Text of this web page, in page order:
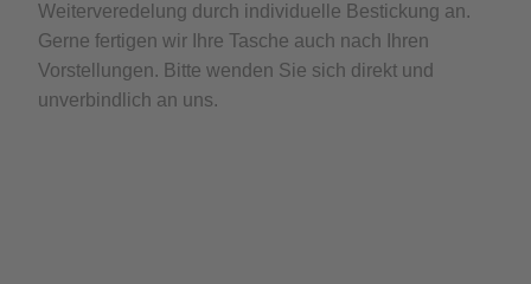
Weiterveredelung durch individuelle Bestickung an.
Gerne fertigen wir Ihre Tasche auch nach Ihren
Vorstellungen. Bitte wenden Sie sich direkt und
unverbindlich an uns.